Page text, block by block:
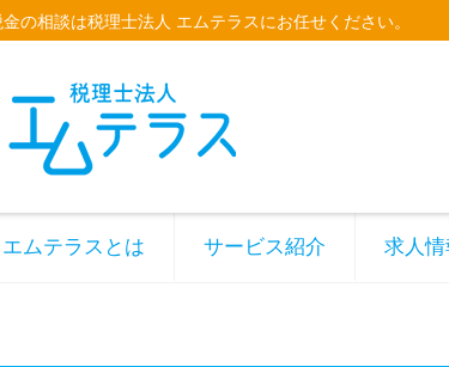
の相談は税理士法人 エムテラスにお任せください。
エムテラスとは サービス紹介 求人情